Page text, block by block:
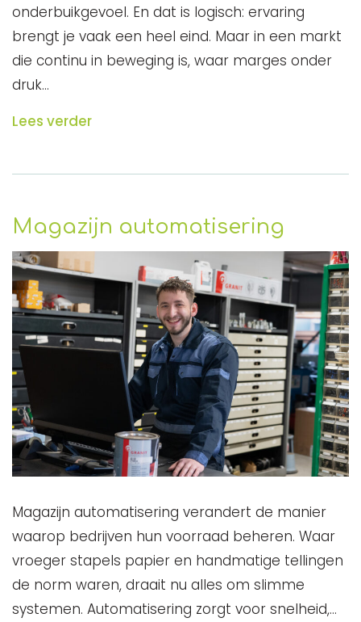
onderbuikgevoel. En dat is logisch: ervaring
brengt je vaak een heel eind. Maar in een markt
die continu in beweging is, waar marges onder
druk…
Lees verder
Magazijn automatisering
Magazijn automatisering verandert de manier
waarop bedrijven hun voorraad beheren. Waar
vroeger stapels papier en handmatige tellingen
de norm waren, draait nu alles om slimme
systemen. Automatisering zorgt voor snelheid,…